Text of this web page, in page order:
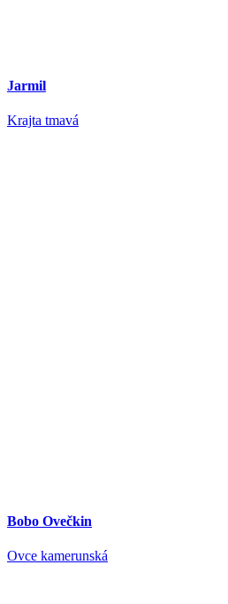
Jarmil
Krajta tmavá
Bobo Ovečkin
Ovce kamerunská